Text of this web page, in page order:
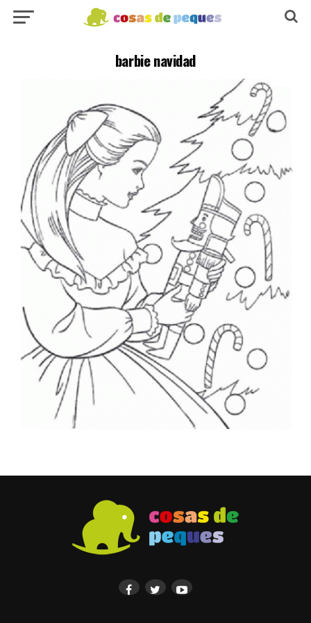
barbie navidad